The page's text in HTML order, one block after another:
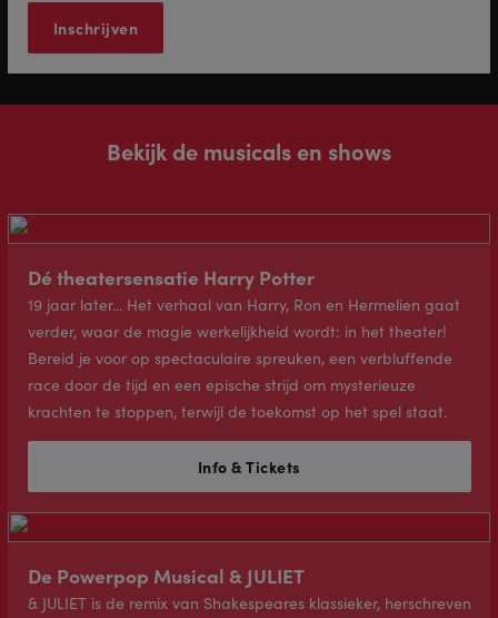
Bekijk de musicals en shows
Dé theatersensatie Harry Potter
19 jaar later... Het verhaal van Harry, Ron en Hermelien gaat
verder, waar de magie werkelijkheid wordt: in het theater!
Bereid je voor op spectaculaire spreuken, een verbluffende
race door de tijd en een epische strijd om mysterieuze
krachten te stoppen, terwijl de toekomst op het spel staat.
Info & Tickets
De Powerpop Musical & JULIET
& JULIET is de remix van Shakespeares klassieker, herschreven